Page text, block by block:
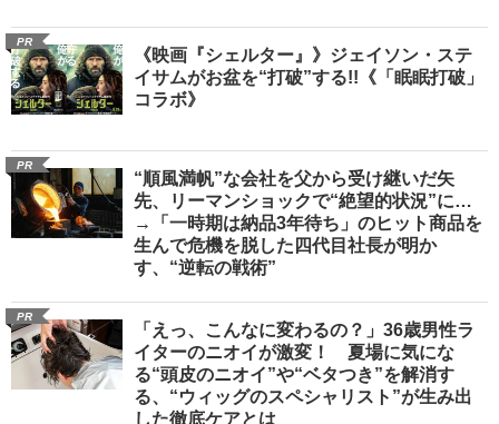
PR
《映画『シェルター』》ジェイソン・ステ
イサムがお盆を“打破”する!!《「眠眠打破」
コラボ》
PR
“順風満帆”な会社を父から受け継いだ矢
先、リーマンショックで“絶望的状況”に…
→「一時期は納品3年待ち」のヒット商品を
生んで危機を脱した四代目社長が明か
す、“逆転の戦術”
PR
「えっ、こんなに変わるの？」36歳男性ラ
イターのニオイが激変！ 夏場に気にな
る“頭皮のニオイ”や“ベタつき”を解消す
る、“ウィッグのスペシャリスト”が生み出
した徹底ケアとは